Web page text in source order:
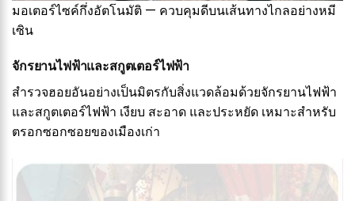
มอเตอร์ไซค์กึ่งอัตโนมัติ — ควบคุมดีบนเส้นทางไกลอย่างหมี
เซิน
จักรยานไฟฟ้าและสกูตเตอร์ไฟฟ้า
สำรวจฮอยอันอย่างเป็นมิตรกับสิ่งแวดล้อมด้วยจักรยานไฟฟ้า
และสกูตเตอร์ไฟฟ้า เงียบ สะอาด และประหยัด เหมาะสำหรับ
ตรอกซอกซอยของเมืองเก่า